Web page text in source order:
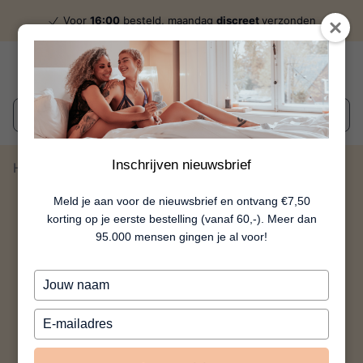
Inschrijven nieuwsbrief
Meld je aan voor de nieuwsbrief en ontvang €7,50
korting op je eerste bestelling (vanaf 60,-). Meer dan
95.000 mensen gingen je al voor!
Typ
je
naam
Typ
je
e-
Voor 16:00 besteld, maandag discreetverzonden
Wat zoek je?
Home